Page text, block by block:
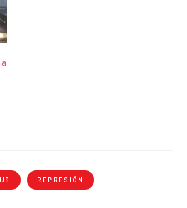
REPRESIÓN